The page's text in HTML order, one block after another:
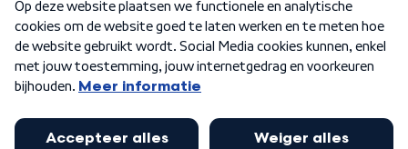
Algemene voorwaarden